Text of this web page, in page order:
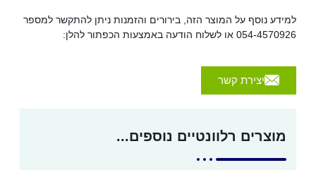
למידע נוסף על המוצר הזה, בירורים והזמנות ניתן להתקשר למספר
054-4570926 או לשלוח הודעה באמצעות הכפתור להלן:
יצירת קשר
מוצרים רלוונטיים נוספים...